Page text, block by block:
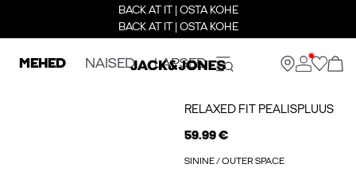
BACK AT IT | OSTA KOHE
BACK AT IT | OSTA KOHE
MEHED NAISED LAPSED
RELAXED FIT PEALISPLUUS
59.99 €
SININE / OUTER SPACE